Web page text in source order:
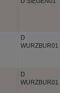
D
WURZBUR01
D
WURZBUR01